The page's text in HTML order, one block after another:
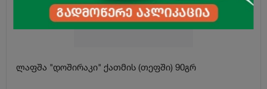
ლაფშა "დოშირაკი" ქათმის (თეფში) 90გრ